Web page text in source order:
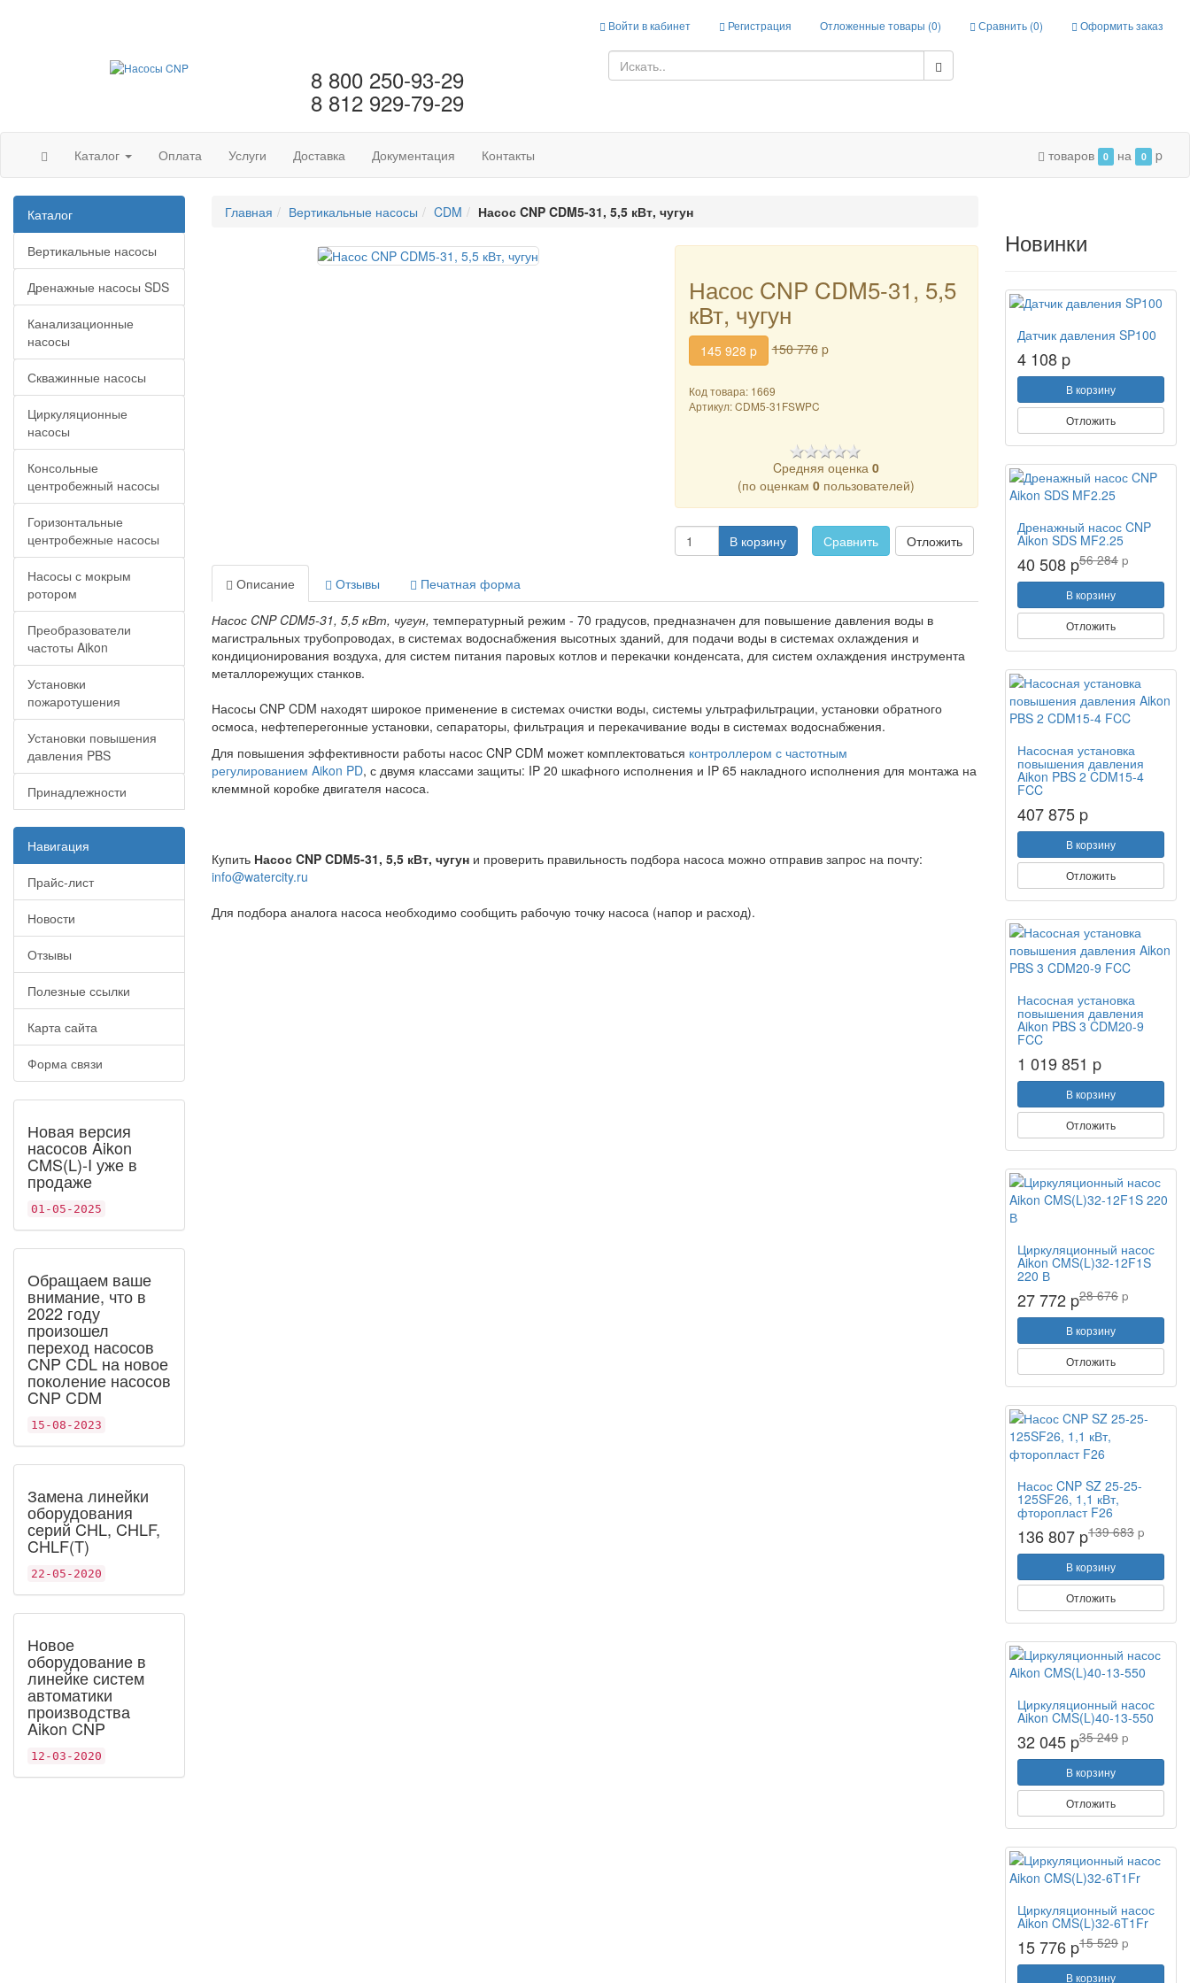
Войти в кабинет Регистрация Отложенные товары (0) Сравнить (0) Оформить заказ
8 800 250-93-29
8 812 929-79-29
Каталог Оплата Услуги Доставка Документация Контакты товаров 0 на 0 p
Каталог
Вертикальные насосы
Дренажные насосы SDS
Канализационные
насосы
Скважинные насосы
Циркуляционные
насосы
Консольные
центробежный насосы
Горизонтальные
центробежные насосы
Насосы с мокрым
ротором
Преобразователи
частоты Aikon
Установки
пожаротушения
Установки повышения
давления PBS
Принадлежности
Навигация
Прайс-лист
Новости
Отзывы
Полезные ссылки
Карта сайта
Форма связи
Новая версия
насосов Aikon
CMS(L)-I уже в
продаже
01-05-2025
Обращаем ваше
внимание, что в
2022 году
произошел
переход насосов
CNP CDL на новое
поколение насосов
CNP CDM
15-08-2023
Замена линейки
оборудования
серий CHL, CHLF,
CHLF(T)
22-05-2020
Новое
оборудование в
линейке систем
автоматики
производства
Aikon CNP
12-03-2020
Главная Вертикальные насосы CDM Насос CNP CDM5-31, 5,5 кВт, чугун
Насос CNP CDM5-31, 5,5
кВт, чугун
145 928 p 150 776 p
Код товара: 1669
Артикул:CDM5-31FSWPC
Cредняя оценка0
(по оценкам0 пользователей)
В корзину Сравнить Отложить
Описание Отзывы Печатная форма
Насос CNP CDM5-31, 5,5 кВт, чугун, температурный режим - 70 градусов, предназначен для повышение давления воды в
магистральных трубопроводах, в системах водоснабжения высотных зданий, для подачи воды в системах охлаждения и
кондиционирования воздуха, для систем питания паровых котлов и перекачки конденсата, для систем охлаждения инструмента
металлорежущих станков.
Насосы CNP CDM находят широкое применение в системах очистки воды, системы ультрафильтрации, установки обратного
осмоса, нефтеперегонные установки, сепараторы, фильтрация и перекачивание воды в системах водоснабжения.
Для повышения эффективности работы насос CNP CDM может комплектоваться контроллером с частотным
регулированием Aikon PD, с двумя классами защиты: IP 20 шкафного исполнения и IP 65 накладного исполнения для монтажа на
клеммной коробке двигателя насоса.
Купить Насос CNP CDM5-31, 5,5 кВт, чугун и проверить правильность подбора насоса можно отправив запрос на почту:
info@watercity.ru
Для подбора аналога насоса необходимо сообщить рабочую точку насоса (напор и расход).
Новинки
Датчик давления SP100
4 108 p
В корзину
Отложить
Дренажный насос CNP
Aikon SDS MF2.25
40 508 p56 284 p
В корзину
Отложить
Насосная установка
повышения давления
Aikon PBS 2 CDM15-4
FCC
407 875 p
В корзину
Отложить
Насосная установка
повышения давления
Aikon PBS 3 CDM20-9
FCC
1 019 851 p
В корзину
Отложить
Циркуляционный насос
Aikon CMS(L)32-12F1S
220 В
27 772 p28 676 p
В корзину
Отложить
Насос CNP SZ 25-25-
125SF26, 1,1 кВт,
фторопласт F26
136 807 p139 683 p
В корзину
Отложить
Циркуляционный насос
Aikon CMS(L)40-13-550
32 045 p35 249 p
В корзину
Отложить
Циркуляционный насос
Aikon CMS(L)32-6T1Fr
15 776 p15 529 p
В корзину